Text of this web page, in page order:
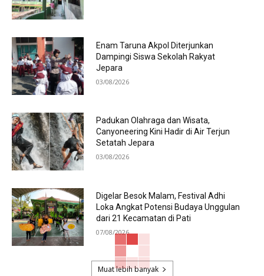
Enam Taruna Akpol Diterjunkan
Dampingi Siswa Sekolah Rakyat
Jepara
03/08/2026
Padukan Olahraga dan Wisata,
Canyoneering Kini Hadir di Air Terjun
Setatah Jepara
03/08/2026
Digelar Besok Malam, Festival Adhi
Loka Angkat Potensi Budaya Unggulan
dari 21 Kecamatan di Pati
07/08/2026
Muat lebih banyak